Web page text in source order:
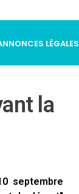
LÉGALES
la
septembre